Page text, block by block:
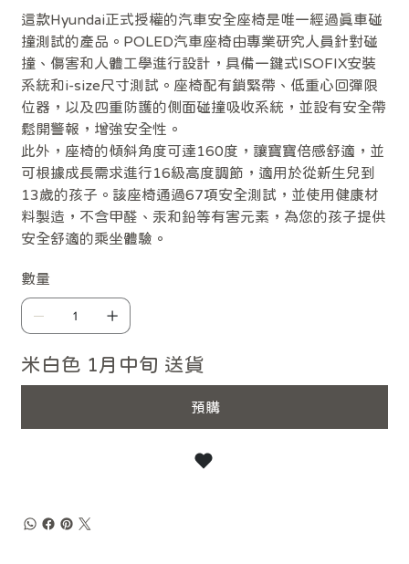
這款Hyundai正式授權的汽車安全座椅是唯一經過真車碰
撞測試的產品。POLED汽車座椅由專業研究人員針對碰
撞、傷害和人體工學進行設計，具備一鍵式ISOFIX安裝
系統和i-size尺寸測試。座椅配有鎖緊帶、低重心回彈限
位器，以及四重防護的側面碰撞吸收系統，並設有安全帶
鬆開警報，增強安全性。
此外，座椅的傾斜角度可達160度，讓寶寶倍感舒適，並
可根據成長需求進行16級高度調節，適用於從新生兒到
13歲的孩子。該座椅通過67項安全測試，並使用健康材
料製造，不含甲醛、汞和鉛等有害元素，為您的孩子提供
安全舒適的乘坐體驗。
數量
米白色 1月中旬 送貨
預購